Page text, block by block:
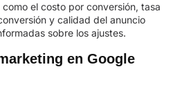
el costo por conversión, tasa
y calidad del anuncio
sobre los ajustes.
en Google